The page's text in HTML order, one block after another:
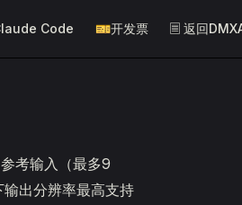
Code 🎫开发票 🗏 返回
考输入（最多9
出分辨率最高支持